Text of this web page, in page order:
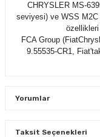
CHRYSLER MS-
seviyesi) ve WSS
özellikleri
FCA Group
9.55535-CR1,
Yorumlar
Taksit Seçenekleri